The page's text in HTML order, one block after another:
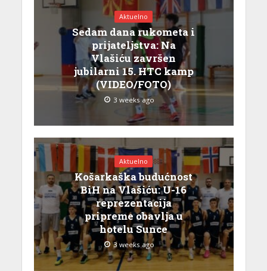
Aktuelno
Sedam dana rukometa i
prijateljstva: Na
Vlašiću završen
jubilarni 15. HTC kamp
(VIDEO/FOTO)
3 weeks ago
Aktuelno
Košarkaška budućnost
BiH na Vlašiću: U-16
reprezentacija
pripreme obavlja u
hotelu Sunce
3 weeks ago